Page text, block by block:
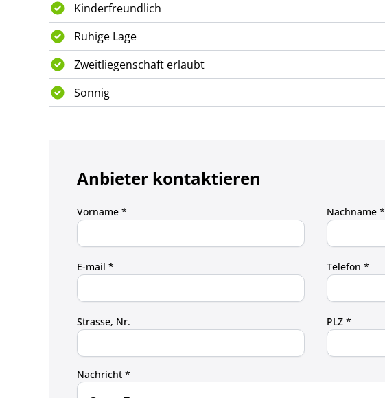
Kinderfreundlich
Ruhige Lage
Zweitliegenschaft erlaubt
Sonnig
Anbieter kontaktieren
Vorname * Nachname *
E-mail * Telefon *
Strasse, Nr. PLZ *
Nachricht *